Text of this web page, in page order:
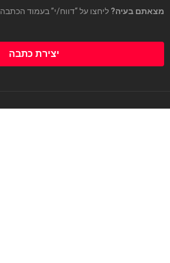
מצאתם בעיה? ליחצו על “דווח/י” בעמוד הכתבה
יצירת כתבה